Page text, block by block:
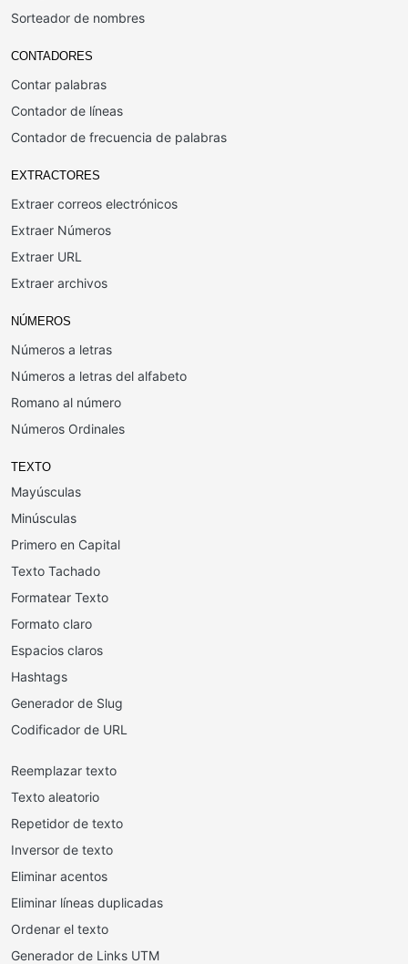
Sorteador de nombres
CONTADORES
Contar palabras
Contador de líneas
Contador de frecuencia de palabras
EXTRACTORES
Extraer correos electrónicos
Extraer Números
Extraer URL
Extraer archivos
NÚMEROS
Números a letras
Números a letras del alfabeto
Romano al número
Números Ordinales
TEXTO
Mayúsculas
Minúsculas
Primero en Capital
Texto Tachado
Formatear Texto
Formato claro
Espacios claros
Hashtags
Generador de Slug
Codificador de URL
Reemplazar texto
Texto aleatorio
Repetidor de texto
Inversor de texto
Eliminar acentos
Eliminar líneas duplicadas
Ordenar el texto
Generador de Links UTM